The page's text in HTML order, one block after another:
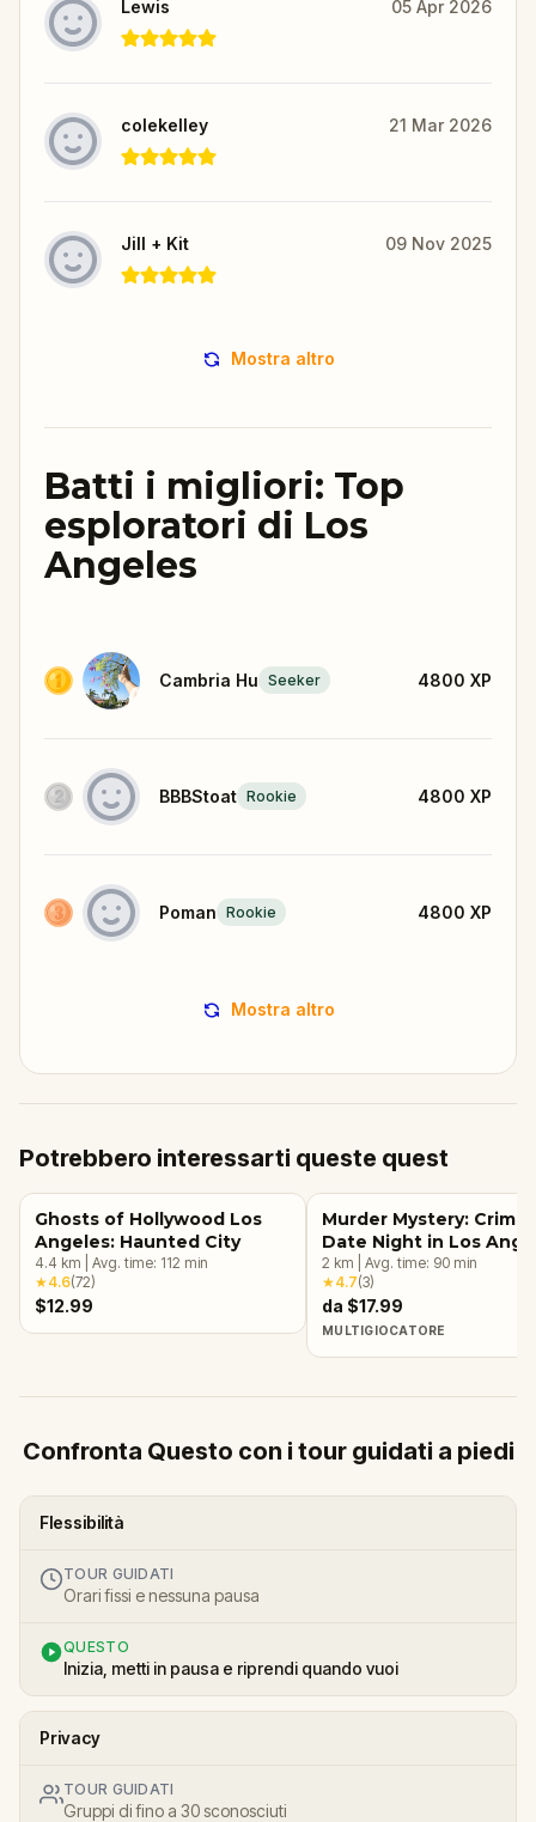
Lewis 05 Apr 2026
colekelley 21 Mar 2026
Jill + Kit 09 Nov 2025
Mostra altro
Batti i migliori: Top
esploratori di Los
Angeles
Cambria Hu Seeker 4800 XP
BBBStoat Rookie 4800 XP
Poman Rookie 4800 XP
Mostra altro
Potrebbero interessarti queste quest
Ghosts of Hollywood Los
Angeles: Haunted City
4.4 km Avg. time: 112 min
★4.6(72)
$12.99
Murder Mystery: Crime
Date Night in Los
2 km Avg. time: 90 min
★4.7(3)
da $17.99
MULTIGIOCATORE
Confronta Questo con i tour guidati a piedi
Flessibilità
TOUR GUIDATI
Orari fissi e nessuna pausa
QUESTO
Inizia, metti in pausa e riprendi quando vuoi
Privacy
TOUR GUIDATI
Gruppi di fino a 30 sconosciuti